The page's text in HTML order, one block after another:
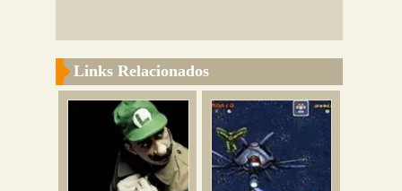
Links Relacionados